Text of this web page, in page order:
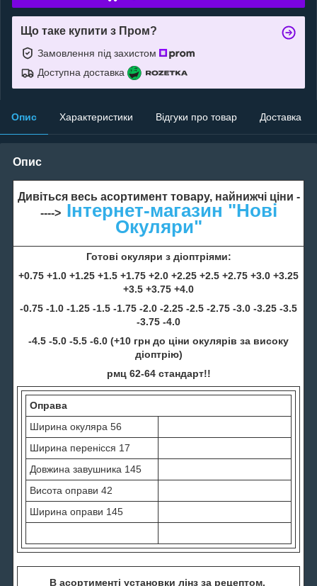
Що таке купити з Пром?
Замовлення під захистом
Доступна доставка
Опис Характеристики Відгуки про товар Доставка
Опис
Дивіться весь асортимент товару, найнижчі ціни -
----> Інтернет-магазин "Нові
Окуляри"
Готові окуляри з діоптріями:
+0.75 +1.0 +1.25 +1.5 +1.75 +2.0 +2.25 +2.5 +2.75 +3.0 +3.25
+3.5 +3.75 +4.0
-0.75 -1.0 -1.25 -1.5 -1.75 -2.0 -2.25 -2.5 -2.75 -3.0 -3.25 -3.5
-3.75 -4.0
-4.5 -5.0 -5.5 -6.0 (+10 грн до ціни окулярів за високу
діоптрію)
рмц 62-64 стандарт!!
Оправа
Ширина окуляра 56
Ширина перенісся 17
Довжина завушника 145
Висота оправи 42
Ширина оправи 145
В асортименті установки лінз за рецептом.